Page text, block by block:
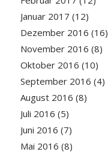
Januar 2017 (12)
Dezember 2016 (16)
November 2016 (8)
Oktober 2016 (10)
September 2016 (4)
August 2016 (8)
Juli 2016 (5)
Juni 2016 (7)
Mai 2016 (8)